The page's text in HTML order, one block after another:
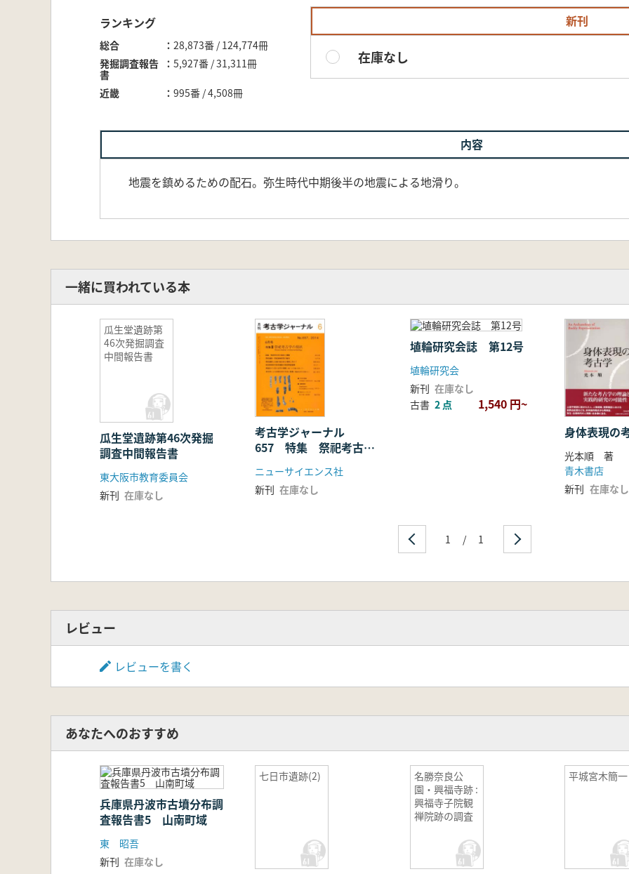
ランキング
総合
28,873番 / 124,774冊
発掘調査報告
書
5,927番 / 31,311冊
近畿 995番 / 4,508冊
新刊
在庫なし
内容
地震を鎮めるための配石。弥生時代中期後半の地震による地滑り。
一緒に買われている本
瓜生堂遺跡第
46次発掘調査
中間報告書
瓜生堂遺跡第46次発掘
調査中間報告書
東大阪市教育委員会
新刊 在庫なし
考古学ジャーナル
657 特集 祭祀考古学
ニューサイエンス社
新刊 在庫なし
埴輪研究会誌 第12号
埴輪研究会
新刊 在庫なし
古書 2 点
1,540 円~
身体表現の
光本順 著
青木書店
新刊 在庫なし
1 / 1
レビュー
レビューを書く
あなたへのおすすめ
兵庫県丹波市古墳分布調
査報告書5 山南町域
東 昭吾
新刊 在庫なし
七日市遺跡(2)
名勝奈良公
園・興福寺跡 :
興福寺子院観
禅院跡の調査
平城宮木簡一